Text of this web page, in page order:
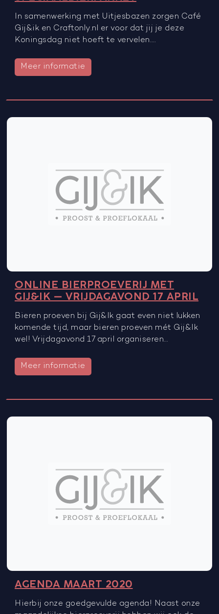
In samenwerking met Uitjesbazen zorgen Café
Gij&ik en Craftonly.nl er voor dat jij je deze
Koningsdag niet hoeft te vervelen.…
Meer informatie
ONLINE BIERPROEVERIJ MET
GIJ&IK – VRIJDAGAVOND 17 APRIL
Bieren proeven bij Gij&Ik gaat even niet lukken
komende tijd, maar bieren proeven mét Gij&Ik
wel! Vrijdagavond 17 april organiseren…
Meer informatie
AGENDA MAART 2020
Hierbij onze goedgevulde agenda! Naast onze